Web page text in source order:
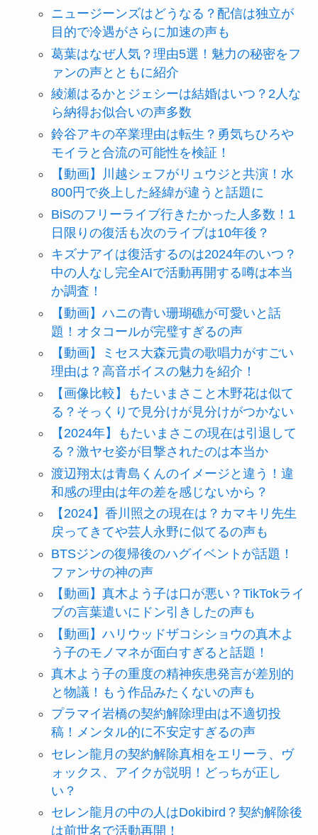
ニュージーンズはどうなる？配信は独立が
目的で冷遇がさらに加速の声も
葛葉はなぜ人気？理由5選！魅力の秘密をフ
ァンの声とともに紹介
綾瀬はるかとジェシーは結婚はいつ？2人な
ら納得お似合いの声多数
鈴谷アキの卒業理由は転生？勇気ちひろや
モイラと合流の可能性を検証！
【動画】川越シェフがリュウジと共演！水
800円で炎上した経緯が違うと話題に
BiSのフリーライブ行きたかった人多数！1
日限りの復活も次のライブは10年後？
キズナアイは復活するのは2024年のいつ？
中の人なし完全AIで活動再開する噂は本当
か調査！
【動画】ハニの青い珊瑚礁が可愛いと話
題！オタコールが完璧すぎるの声
【動画】ミセス大森元貴の歌唱力がすごい
理由は？高音ボイスの魅力を紹介！
【画像比較】もたいまさこと木野花は似て
る？そっくりで見分けが見分けがつかない
【2024年】もたいまさこの現在は引退して
る？激ヤセ姿が目撃されたのは本当か
渡辺翔太は青島くんのイメージと違う！違
和感の理由は年の差を感じないから？
【2024】香川照之の現在は？カマキリ先生
戻ってきてや芸人永野に似てるの声も
BTSジンの復帰後のハグイベントが話題！
ファンサの神の声
【動画】真木よう子は口が悪い？TikTokライ
ブの言葉遣いにドン引きしたの声も
【動画】ハリウッドザコシショウの真木よ
う子のモノマネが面白すぎると話題！
真木よう子の重度の精神疾患発言が差別的
と物議！もう作品みたくないの声も
プラマイ岩橋の契約解除理由は不適切投
稿！メンタル的に不安定すぎるの声
セレン龍月の契約解除真相をエリーラ、ヴ
ォックス、アイクが説明！どっちが正し
い？
セレン龍月の中の人はDokibird？契約解除後
は前世名で活動再開！